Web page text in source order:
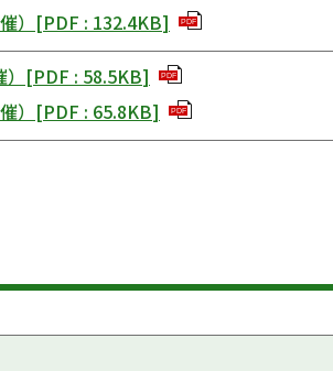
） [PDF : 132.4KB] PDF
[PDF : 58.5KB] PDF
） [PDF : 65.8KB] PDF